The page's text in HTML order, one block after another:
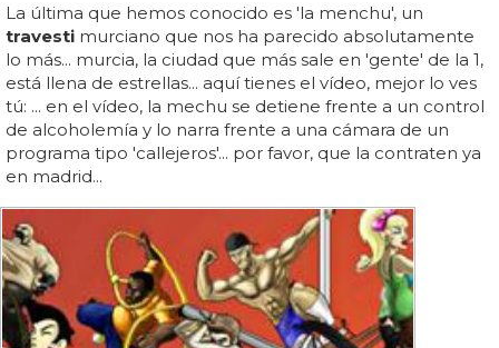
La última que hemos conocido es 'la menchu', un
travesti murciano que nos ha parecido absolutamente
lo más... murcia, la ciudad que más sale en 'gente' de la 1,
está llena de estrellas... aquí tienes el vídeo, mejor lo ves
tú: ... en el vídeo, la mechu se detiene frente a un control
de alcoholemía y lo narra frente a una cámara de un
programa tipo 'callejeros'... por favor, que la contraten ya
en madrid...